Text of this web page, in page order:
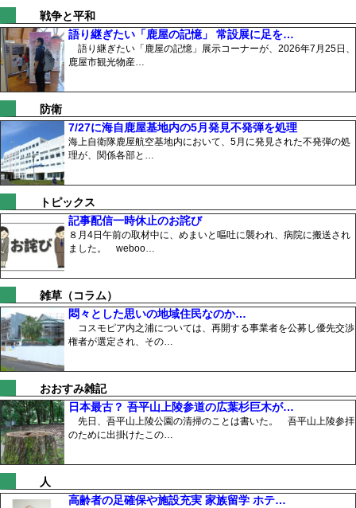
戦争と平和
語り継ぎたい「鹿屋の記憶」 常設展に足を…
語り継ぎたい「鹿屋の記憶」展示コーナーが、2026年7月25日、
鹿屋市観光物産…
防衛
7/27に海自鹿屋基地内の5月発見不発弾を処理
海上自衛隊鹿屋航空基地内において、5月に発見された不発弾の処
理が、関係各部と…
トピックス
記事配信一時休止のお詫び
８月4日午前の取材中に、めまいと嘔吐に襲われ、病院に搬送され
ました。 weboo…
雑草（コラム）
悶々とした思いの地域住民なのか…
コスモピア内之浦については、再開する事業者を公募し優先交渉
権者が選定され、その…
おおすみ雑記
日本最古？ 吾平山上陵参道の広葉杉巨木が…
先日、吾平山上陵公園の清掃のことは書いた。 吾平山上陵参拝
のために出掛けたこの…
人
高齢者の足確保や施設充実 家族留学 ホテ…